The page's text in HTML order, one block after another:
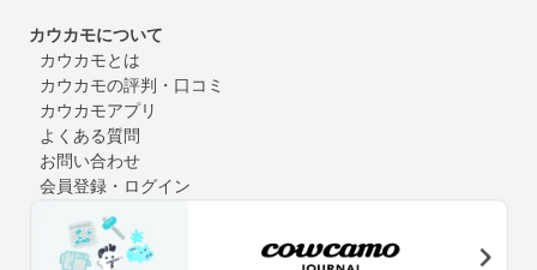
カウカモについて
カウカモとは
カウカモの評判・口コミ
カウカモアプリ
よくある質問
お問い合わせ
会員登録・ログイン